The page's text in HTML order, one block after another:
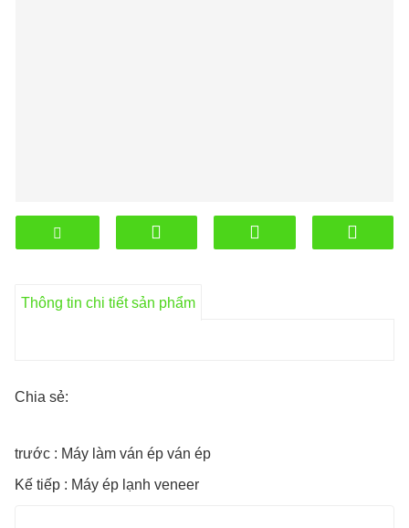
Thông tin chi tiết sản phẩm
Chia sẻ:
trước : Máy làm ván ép ván ép
Kế tiếp : Máy ép lạnh veneer